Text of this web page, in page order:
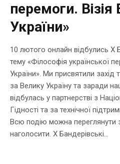
перемоги. Візія
України»
10 лютого онлайн відбулись Х
тему «Філософія української
України». Ми присвятили
за Велику Україну та заради
відбулась у партнерстві з
Гідності та за технічної
Всю подію можна переглянути
наголосити. Х Бандерівські...